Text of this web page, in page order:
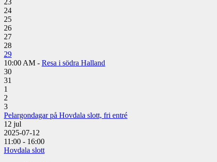
23
24
25
26
27
28
29
10:00 AM - Resa i södra Halland
30
31
1
2
3
Pelargondagar på Hovdala slott, fri entré
12 jul
2025-07-12
11:00 - 16:00
Hovdala slott